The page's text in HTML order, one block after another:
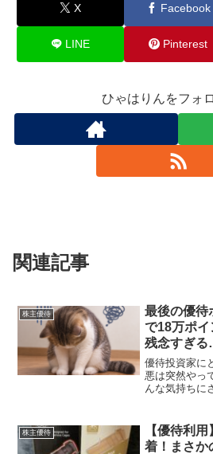
X Facebook
LINE Pinterest
ひゃはりんをフォ
関連記事
株主優待
最後の優待
で18万ポ
残念すぎ
優待投資家に
悪は突然やっ
んな気持ちに
月期の株主
た。5年ほ...
株主優待
【優待利
着！まさか